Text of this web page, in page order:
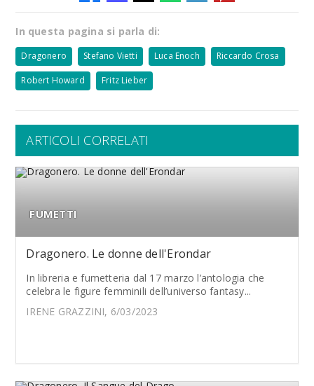
In questa pagina si parla di:
Dragonero Stefano Vietti Luca Enoch Riccardo Crosa
Robert Howard Fritz Lieber
ARTICOLI CORRELATI
FUMETTI
Dragonero. Le donne dell'Erondar
In libreria e fumetteria dal 17 marzo l’antologia che
celebra le figure femminili dell’universo fantasy...
IRENE GRAZZINI, 6/03/2023